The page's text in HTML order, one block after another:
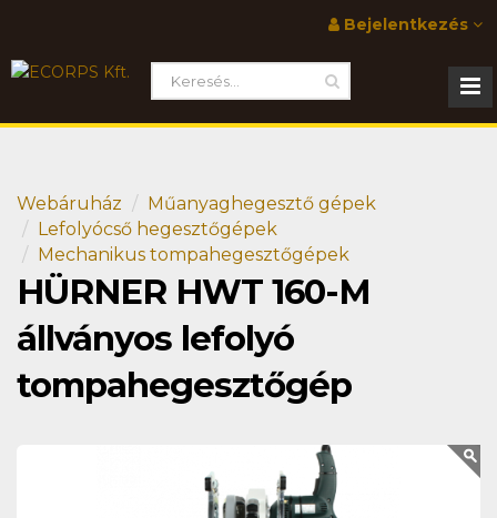
Bejelentkezés
Webáruház
Műanyaghegesztő gépek
Lefolyócső hegesztőgépek
Mechanikus tompahegesztőgépek
HÜRNER HWT 160-M
állványos lefolyó
tompahegesztőgép